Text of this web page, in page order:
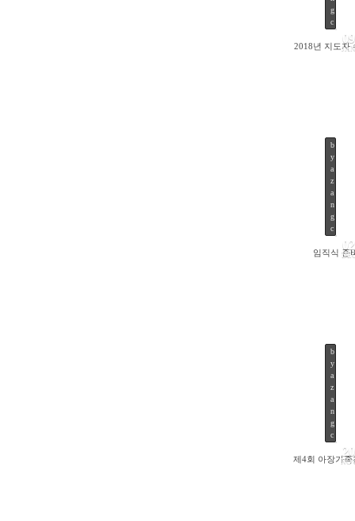
09
JAN
g
c
0
2018년 지도자
02
b
y
a
z
a
n
g
c
임직식 준
20
b
y
a
z
a
n
g
c
제4회 아장가족